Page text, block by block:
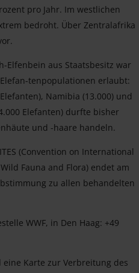
pro Jahr. Im westlichen
bedroht. Über Zentralafrika
Elfenbein aus Staatsbesitz war
tenpopulationen erlaubt:
Namibia (13.000) und
Elefanten) durfte bisher
und -haare handeln.
(Convention on International
Fauna and Flora) endet am
zu allen behandelten
WWF, in Den Haag: +49
Karte zur Verbreitung des